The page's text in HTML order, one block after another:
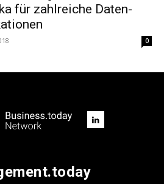
für zahlreiche Daten-
0